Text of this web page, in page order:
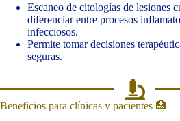
Escaneo de citologías de lesiones
diferenciar entre procesos
infecciosos.
Permite tomar decisiones
seguras.
Beneficios para clínicas y pacientes 🏥